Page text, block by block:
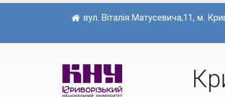
вул. Віталія Матусевича,11, м.